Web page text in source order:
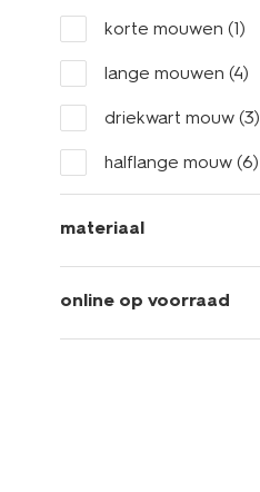
korte mouwen (1)
lange mouwen (4)
driekwart mouw (3)
halflange mouw (6)
materiaal
online op voorraad